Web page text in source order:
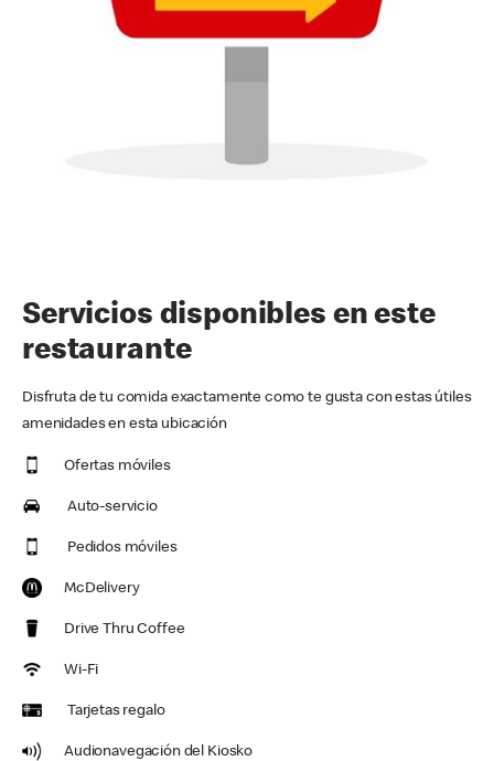
Servicios disponibles en este
restaurante
Disfruta de tu comida exactamente como te gusta con estas útiles
amenidades en esta ubicación
Ofertas móviles
Auto-servicio
Pedidos móviles
McDelivery
Drive Thru Coffee
Wi-Fi
Tarjetas regalo
Audionavegación del Kiosko